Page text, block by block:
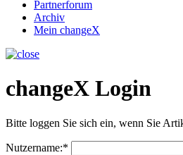
Partnerforum
Archiv
Mein changeX
changeX Login
Bitte loggen Sie sich ein, wenn Sie
Nutzername:*